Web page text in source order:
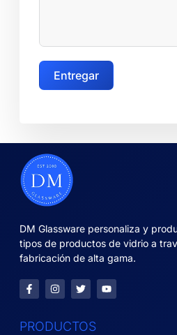
Entregar
DM Glassware personaliza y
tipos de productos de vidrio a
fabricación de alta gama.
PRODUCTOS